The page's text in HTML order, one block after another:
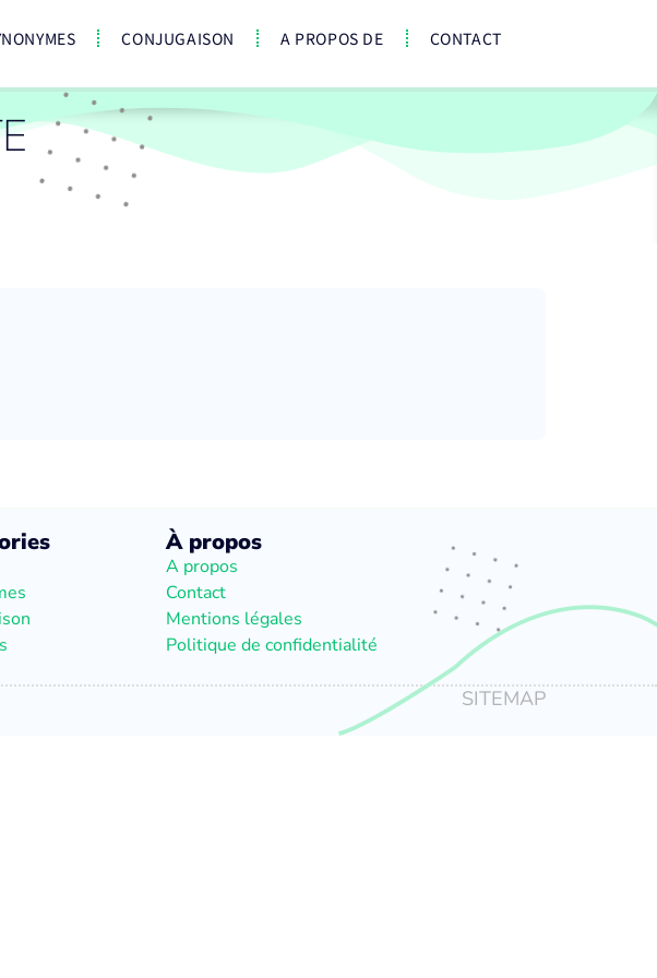
CONJUGAISON A PROPOS DE CONTACT
À propos
A propos
Contact
Mentions légales
Politique de confidentialité
SITEMAP